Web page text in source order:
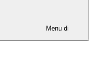
Menu di